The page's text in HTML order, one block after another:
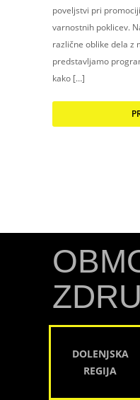
poveljstvi pri
varnostnih poklicev.
različne oblike dela z
predstavljamo
kako […]
DOLENJSKA
REGIJA